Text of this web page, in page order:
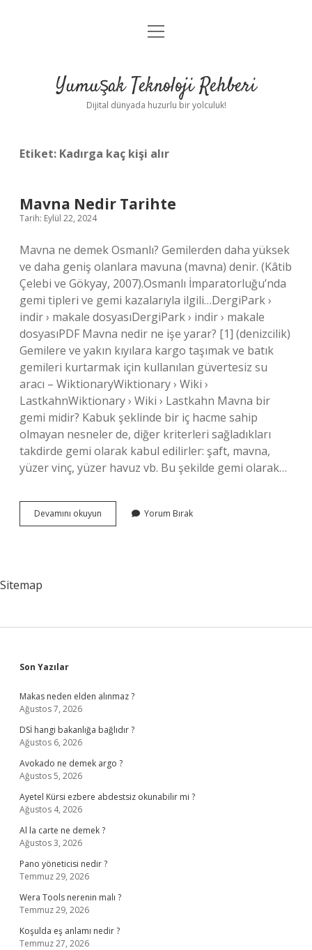
Anasayfa
Yasal Uyarı
menüyü
Yumuşak Teknoloji Rehberi
Dijital dünyada huzurlu bir yolculuk!
Etiket: Kadırga kaç kişi alır
Mavna Nedir Tarihte
Tarih: Eylül 22, 2024
Mavna ne demek Osmanlı? Gemilerden daha yüksek
ve daha geniş olanlara mavuna (mavna) denir. (Kâtib
Çelebi ve Gökyay, 2007).Osmanlı İmparatorluğu’nda
gemi tipleri ve gemi kazalarıyla ilgili…DergiPark ›
indir › makale dosyasıDergiPark › indir › makale
dosyasıPDF Mavna nedir ne işe yarar? [1] (denizcilik)
Gemilere ve yakın kıyılara kargo taşımak ve batık
gemileri kurtarmak için kullanılan güvertesiz su
aracı – WiktionaryWiktionary › Wiki ›
LastkahnWiktionary › Wiki › Lastkahn Mavna bir
gemi midir? Kabuk şeklinde bir iç hacme sahip
olmayan nesneler de, diğer kriterleri sağladıkları
takdirde gemi olarak kabul edilirler: şaft, mavna,
yüzer vinç, yüzer havuz vb. Bu şekilde gemi olarak…
Devamını okuyun
Nedir
Yorum Bırak
Sitemap
Sidebar
Son Yazılar
Makas neden elden alınmaz ?
Ağustos 7, 2026
DSİ hangi bakanlığa bağlıdır ?
Ağustos 6, 2026
Avokado ne demek argo ?
Ağustos 5, 2026
Ayetel Kürsi ezbere abdestsiz okunabilir mi ?
Ağustos 4, 2026
Al la carte ne demek ?
Ağustos 3, 2026
Pano yöneticisi nedir ?
Temmuz 29, 2026
Wera Tools nerenin malı ?
Temmuz 29, 2026
Koşulda eş anlamı nedir ?
Temmuz 27, 2026